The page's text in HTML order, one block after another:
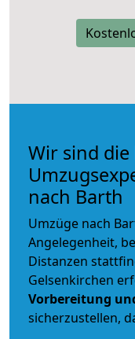
Wir sind die
nach Barth
Umzüge nach
Angelegenheit,
Distanzen
Gelsenkirchen
Vorbereitung
sicherzustellen,